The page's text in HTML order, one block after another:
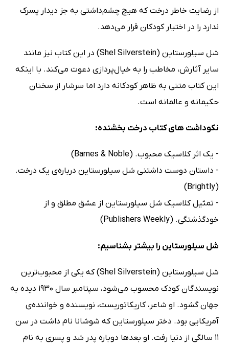
از رضایت خاطر درخت که هیچ چشم‌داشتی به جز دیدار پسرک
ندارد را در اختیار کودکان قرار می‌دهد.
شل سیلورستاین (Shel Silverstein) در این کتاب نیز مانند
سایر آثارش، مخاطب را به خیال‌پردازی دعوت می‌کند. با اینکه
این کتاب متنی به ظاهر کودکانه دارد اما سرشار از سخنان
حکیمانه و عالمانه‌ است.
نکوداشت های کتاب درخت بخشنده:
- یک اثر کلاسیک محبوب. (Barnes & Noble)
- داستان دوست داشتنی شل سیلورستاین درباره‌ی یک درخت.
(Brightly)
- تمثیل کلاسیک شل سیلورستاین از عشق مطلق و از
خودگذشتگی. (Publishers Weekly)
شل سیلورستاین را بیشتر بشناسیم:
شل سیلورستاین (Shel Silverstein) که یکی از محبوب‌ترین
نویسندگان کودک محسوب می‌شود، سپتامبر سال 1930 دیده به
جهان گشود. او شاعر، کاریکاتوریست، نویسنده و خواننده‌ی
آمریکایی بود. دختر سیلورستاین که شوشانا نام داشت در سن
11 سالگی از دنیا رفت. او بعدها دوباره پدر شد و پسری به نام